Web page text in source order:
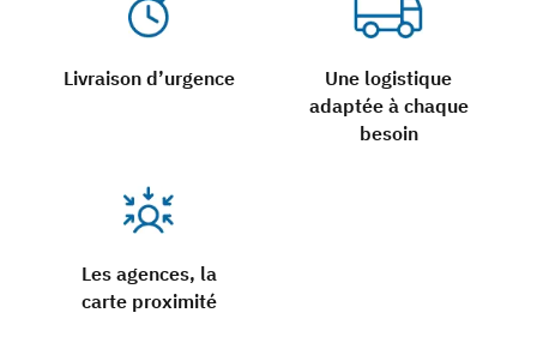
Livraison d’urgence
Une logistique
adaptée à chaque
besoin
Les agences, la
carte proximité